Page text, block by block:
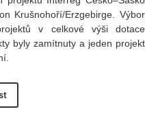
Krušnohoří/Erzgebirge. Výbor
v celkové výši dotace
byly zamítnuty a jeden projekt